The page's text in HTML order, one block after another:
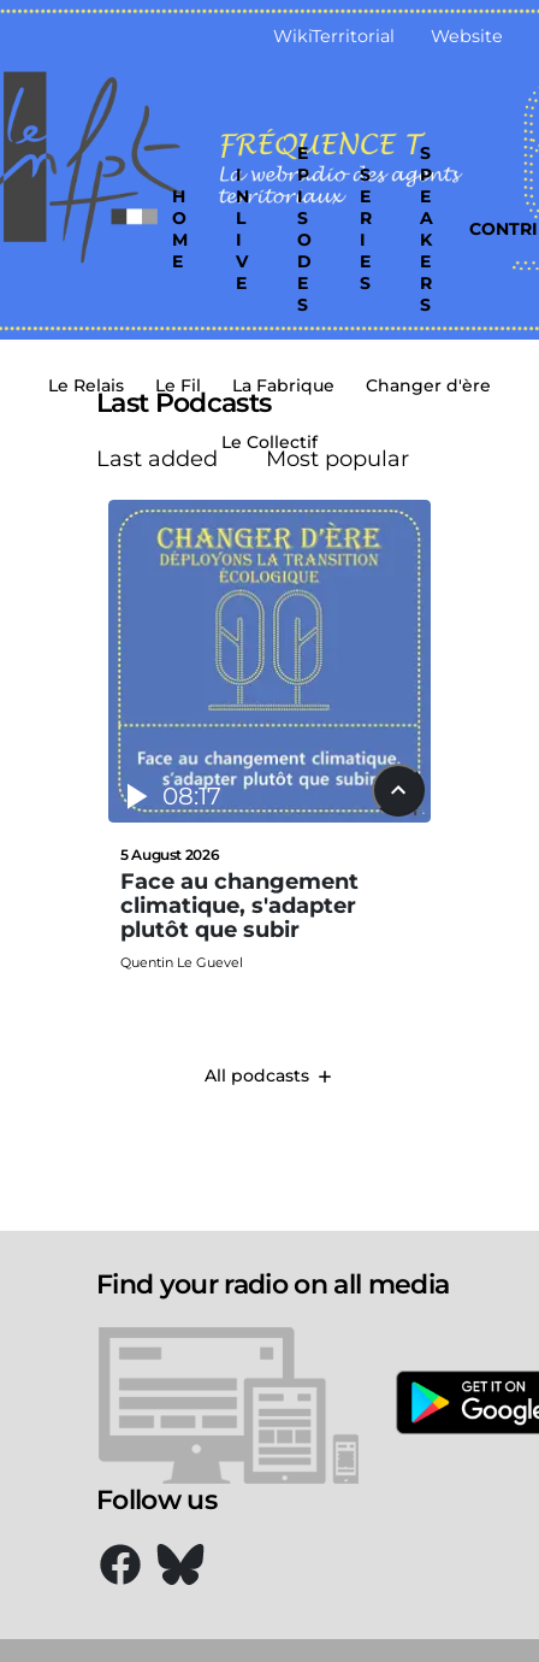
WikiTerritorial Website
H
O
M
E
I
N
L
I
V
E
E
P
I
S
O
D
E
S
S
E
R
I
E
S
S
P
E
A
K
E
R
S
Le Relais Le Fil La Fabrique Changer d'ère
Le Collectif
Last Podcasts
Last added Most popular
08:17
5 August 2026
Face au changement
climatique, s'adapter
plutôt que subir
Quentin Le Guevel
All podcasts
Find your radio on all media
Follow us